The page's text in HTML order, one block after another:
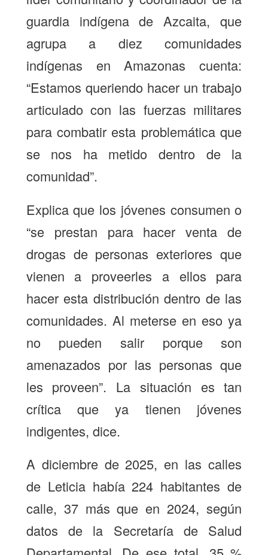
guardia indígena de Azcaita, que
agrupa a diez comunidades
indígenas en Amazonas cuenta:
“Estamos queriendo hacer un trabajo
articulado con las fuerzas militares
para combatir esta problemática que
se nos ha metido dentro de la
comunidad”.
Explica que los jóvenes consumen o
“se prestan para hacer venta de
drogas de personas exteriores que
vienen a proveerles a ellos para
hacer esta distribución dentro de las
comunidades. Al meterse en eso ya
no pueden salir porque son
amenazados por las personas que
les proveen”. La situación es tan
crítica que ya tienen jóvenes
indigentes, dice.
A diciembre de 2025, en las calles
de Leticia había 224 habitantes de
calle, 37 más que en 2024, según
datos de la Secretaría de Salud